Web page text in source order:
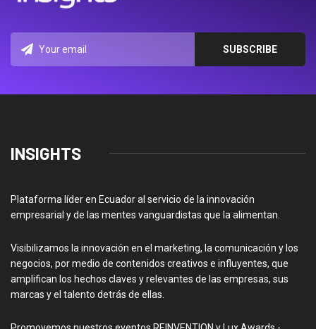
INSIGHTS
Plataforma líder en Ecuador al servicio de la innovación
empresarial y de las mentes vanguardistas que la alimentan.
Visibilizamos la innovación en el marketing, la comunicación y los
negocios, por medio de contenidos creativos e influyentes, que
amplifican los hechos claves y relevantes de las empresas, sus
marcas y el talento detrás de ellas.